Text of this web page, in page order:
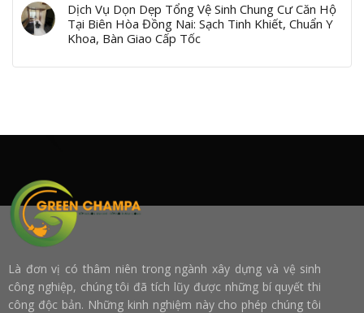
Dịch Vụ Dọn Dẹp Tổng Vệ Sinh Chung Cư Căn Hộ
Tại Biên Hòa Đồng Nai: Sạch Tinh Khiết, Chuẩn Y
Khoa, Bàn Giao Cấp Tốc
Là đơn vị có thâm niên trong ngành xây dựng và vệ sinh
công nghiệp, chúng tôi đã tích lũy được những bí quyết thi
công độc bản. Những kinh nghiệm này cho phép chúng tôi